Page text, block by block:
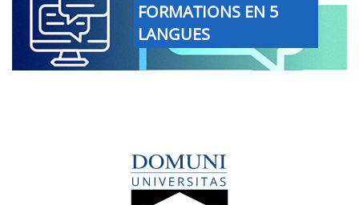
FORMATIONS EN 5
LANGUES